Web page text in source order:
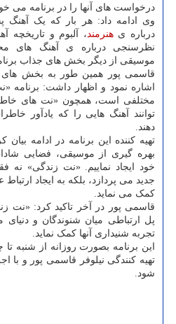
درخواست های آنها را در برنامه می
وی ادامه داد: هر بار که یک
درباره یهنرمند ، آلبوم و تاریخچه
نظرسنجی درباره ی آهنگ های
موسیقی از دیگر بخش های جذاب
قاسمی پور همین طور به بخش های
اشاره نمود و اظهار داشت: برنامه
مختلفی است، همچون «نت های
توانند آهنگ هایی را که یادآور
دهند.
تهیه کننده این برنامه در ادامه بیان
بهره گیری از موسیقی، فضایی
خود ایجاد نماییم. «نت زندگی»
جدید می پردازد، بلکه به ایجاد
کمک می نماید.
قاسمی پور در آخر تاکید کرد: «نت
پل ارتباطی میان شنوندگان و
تجربه شنیداری آنها کمک نماید.
تهیه کنندگی نیلوفر قاسمی پور و با
شود.